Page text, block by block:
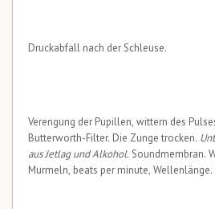
Druckabfall nach der Schleuse.
Verengung der Pupillen, wittern des
Butterworth-Filter. Die Zunge trocken.
aus Jetlag und Alkohol.Soundmembran.
Murmeln, beats per minute, Wellenlänge.